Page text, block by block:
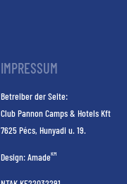
IMPRESSUM
Betreiber der Seite:
Club Pannon Camps & Hotels Kft
7625 Pécs, Hunyadi u. 19.
Design:AmadeKM